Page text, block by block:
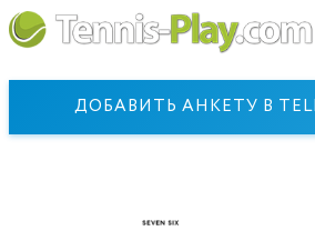
ДОБАВИТЬ АНКЕТУ В